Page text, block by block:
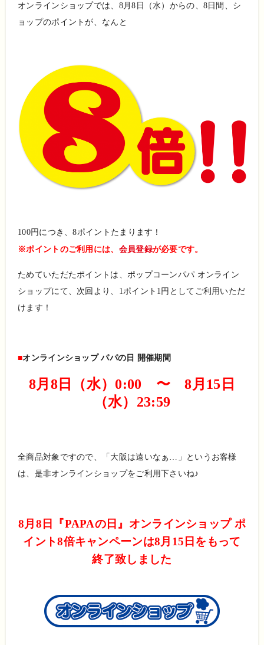
オンラインショップでは、8月8日（水）からの、8日間、シ
ョップのポイントが、なんと
100円につき、8ポイントたまります！
※ポイントのご利用には、 会員登録が必要です。
ためていただたポイントは、ポップコーンパパ オンライン
ショップにて、次回より、1ポイント1円としてご利用いただ
けます！
■オンラインショップ パパの日 開催期間
8月8日（水）0:00 〜 8月15日
（水）23:59
全商品対象ですので、「大阪は遠いなぁ…」というお客様
は、是非オンラインショップをご利用下さいね♪
8月8日『PAPAの日』オンラインショップ ポ
イント8倍キャンペーンは8月15日をもって
終了致しました